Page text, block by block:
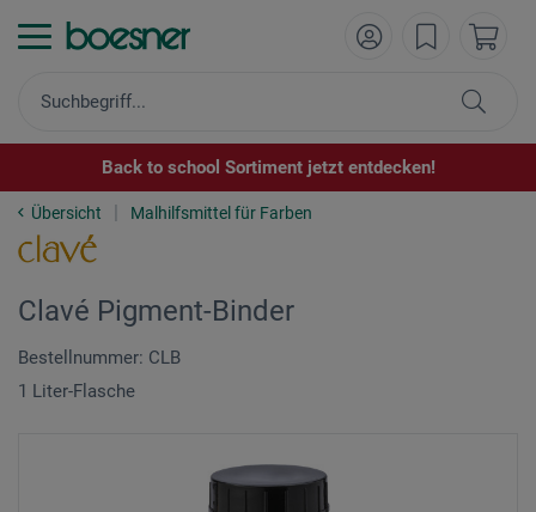
Back to school Sortiment jetzt entdecken!
Übersicht Malhilfsmittel für Farben
Clavé Pigment-Binder
Bestellnummer: CLB
1 Liter-Flasche